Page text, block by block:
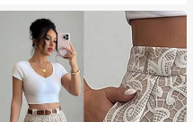
สมบูรณ์แบบสำหรับผู้หญิง คลิปหนีบผม
คลิปหนีบผมสบายๆ แฟชั่นผม คลิปหนีบ
ผมหรูหรา ฤดูร้อน ชายหาด วันหยุด